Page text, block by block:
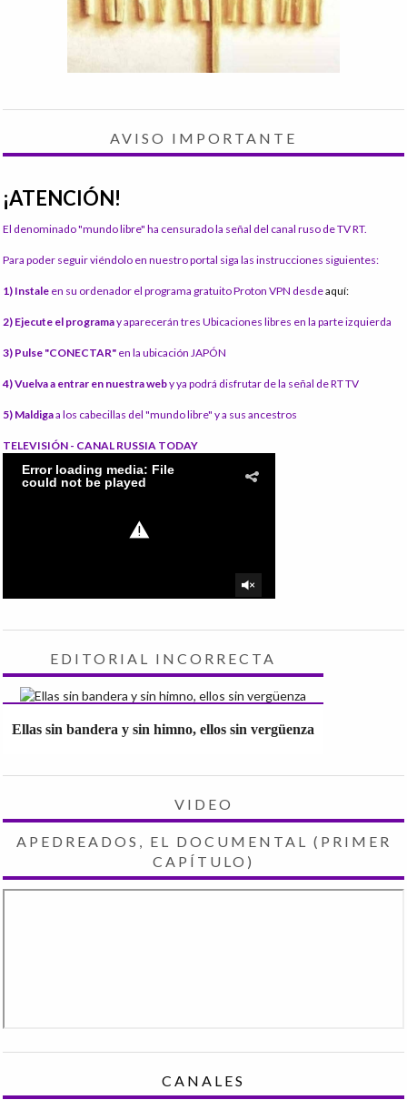
AVISO IMPORTANTE
¡ATENCIÓN!
El denominado "mundo libre" ha censurado la señal del canal ruso de TV RT.
Para poder seguir viéndolo en nuestro portal siga las instrucciones siguientes:
1) Instale en su ordenador el programa gratuito Proton VPN desdeaquí:
2) Ejecute el programay aparecerán tres Ubicaciones libres en la parte izquierda
3) Pulse "CONECTAR" en la ubicación JAPÓN
4) Vuelva a entrar en nuestra weby ya podrá disfrutar de la señal de RT TV
5) Maldigaa los cabecillas del "mundo libre" y a sus ancestros
TELEVISIÓN - CANAL RUSSIA TODAY
EDITORIAL INCORRECTA
Ellas sin bandera y sin himno, ellos sin vergüenza
VIDEO
APEDREADOS, EL DOCUMENTAL (PRIMER
CAPÍTULO)
CANALES